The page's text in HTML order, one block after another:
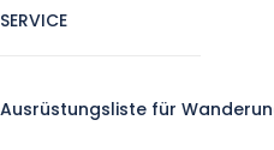
SERVICE
Ausrüstungsliste für